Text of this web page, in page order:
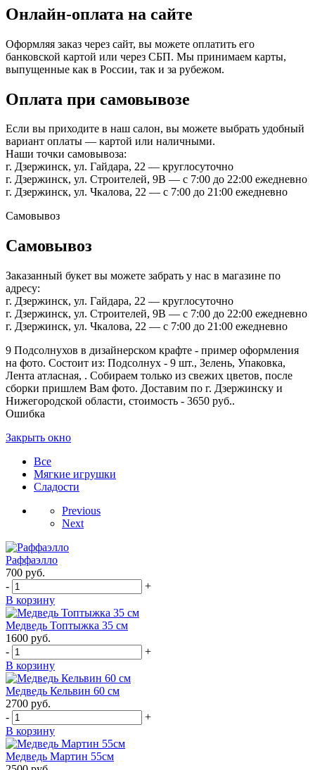
Онлайн-оплата на сайте
Оформляя заказ через сайт, вы можете оплатить его
банковской картой или через СБП. Мы принимаем карты,
выпущенные как в России, так и за рубежом.
Оплата при самовывозе
Если вы приходите в наш салон, вы можете выбрать удобный
вариант оплаты — картой или наличными.
Наши точки самовывоза:
г. Дзержинск, ул. Гайдара, 22 — круглосуточно
г. Дзержинск, ул. Строителей, 9В — с 7:00 до 22:00 ежедневно
г. Дзержинск, ул. Чкалова, 22 — с 7:00 до 21:00 ежедневно
Самовывоз
Самовывоз
Заказанный букет вы можете забрать у нас в магазине по
адресу:
г. Дзержинск, ул. Гайдара, 22 — круглосуточно
г. Дзержинск, ул. Строителей, 9В — с 7:00 до 22:00 ежедневно
г. Дзержинск, ул. Чкалова, 22 — с 7:00 до 21:00 ежедневно
9 Подсолнухов в дизайнерском крафте - пример оформления
на фото. Состоит из: Подсолнух - 9 шт., Зелень, Упаковка,
Лента атласная, . Собираем только из свежих цветов, после
сборки пришлем Вам фото. Доставим по г. Дзержинску и
Нижегородской области, стоимость - 3650 руб..
Ошибка
Закрыть окно
Все
Мягкие игрушки
Сладости
Previous
Next
Раффаэлло
700 руб.
-
+
В корзину
Медведь Топтыжка 35 см
1600 руб.
-
+
В корзину
Медведь Кельвин 60 см
2700 руб.
-
+
В корзину
Медведь Мартин 55см